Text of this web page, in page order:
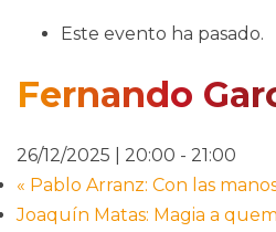
Este evento ha pasado.
Fernando
26/12/2025 | 20:00 - 21:00
« Pablo Arranz: Con las
Joaquín Matas: Magia a